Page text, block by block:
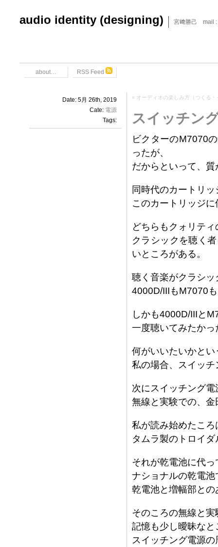
audio identity (designing) 宮﨑勝己 mail :
about… RSS Feed
Date: 5月 26th, 2019
Cate: 電源
Tags:
« オーディオの楽しみ方（つくる・
スイッチン
ビクターのM7070
ったが、
だからといって、
同時代のカートリ
このカートリッジ
どちらもクォリテ
クラシックを聴く
いところがある。
聴く音楽がクラシ
4000D/IIIもM7070
しかも4000D/IIIと
一度聴いてみたか
何がいいたいかと
私の場合、スイッ
次にスイッチング
無線と実験での、
私が読み始めたこ
タムラ製のトロイ
それが乾電池に代っ
ナショナルの乾電
乾電池と増幅部と
そのころの無線と
記憶も少し曖昧な
スイッチング電源